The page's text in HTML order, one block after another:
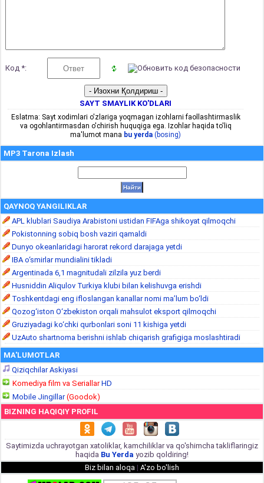
Код *:
SAYT SMAYLIK KO'DLARI
Eslatma: Sayt xodimlari o'zlariga yoqmagan izohlarni faollashtirmaslik
va ogohlantirmasdan o'chirish huquqiga ega. Izohlar haqida to'liq
ma'lumot mana bu yerda (bosing)
MP3 Tarona Izlash
QAYNOQ YANGILIKLAR
APL klublari Saudiya Arabistoni ustidan FIFAga shikoyat qilmoqchi
Pokistonning sobiq bosh vaziri qamaldi
Dunyo okeanlaridagi harorat rekord darajaga yetdi
IBA o‘smirlar mundialini tikladi
Argentinada 6,1 magnitudali zilzila yuz berdi
Husniddin Aliqulov Turkiya klubi bilan kelishuvga erishdi
Toshkentdagi eng ifloslangan kanallar nomi ma’lum bo‘ldi
Qozog‘iston O‘zbekiston orqali mahsulot eksport qilmoqchi
Gruziyadagi ko‘chki qurbonlari soni 11 kishiga yetdi
UzAuto shartnoma berishni ishlab chiqarish grafigiga moslashtiradi
MA'LUMOTLAR
Qiziqchilar Askiyasi
Komediya film va SeriallarHD
Mobile Jingillar(Goodok)
BIZNING HAQIQIY PROFIL
Saytimizda uchrayotgan xatoliklar, kamchiliklar va qo'shimcha takliflaringiz
haqida Bu Yerda yozib qoldiring!
Biz bilan aloqa | A'zo bo'lish